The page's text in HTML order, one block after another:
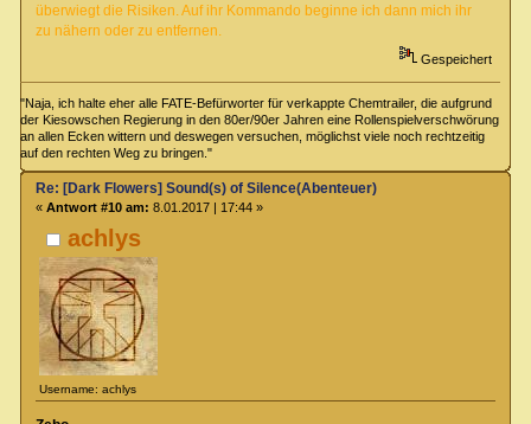
überwiegt die Risiken. Auf ihr Kommando beginne ich dann mich ihr
zu nähern oder zu entfernen.
Gespeichert
"Naja, ich halte eher alle FATE-Befürworter für verkappte Chemtrailer, die aufgrund
der Kiesowschen Regierung in den 80er/90er Jahren eine Rollenspielverschwörung
an allen Ecken wittern und deswegen versuchen, möglichst viele noch rechtzeitig
auf den rechten Weg zu bringen."
achlys
Username: achlys
Re: [Dark Flowers] Sound(s) of Silence(Abenteuer)
« Antwort #10 am: 8.01.2017 | 17:44 »